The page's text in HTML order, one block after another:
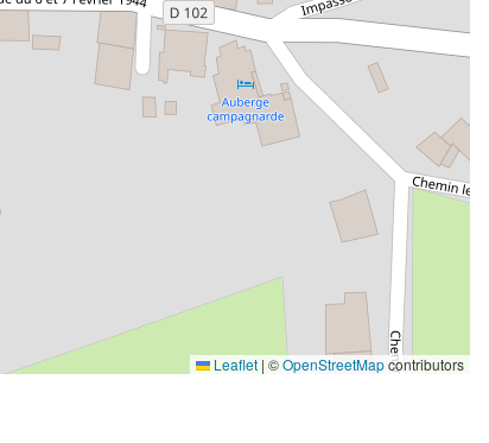
Leaflet | ©OpenStreetMapcontributors